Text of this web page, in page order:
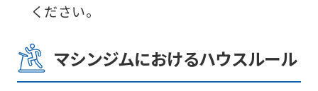
ください。
マシンジムにおけるハウスルール
mechanically,
so